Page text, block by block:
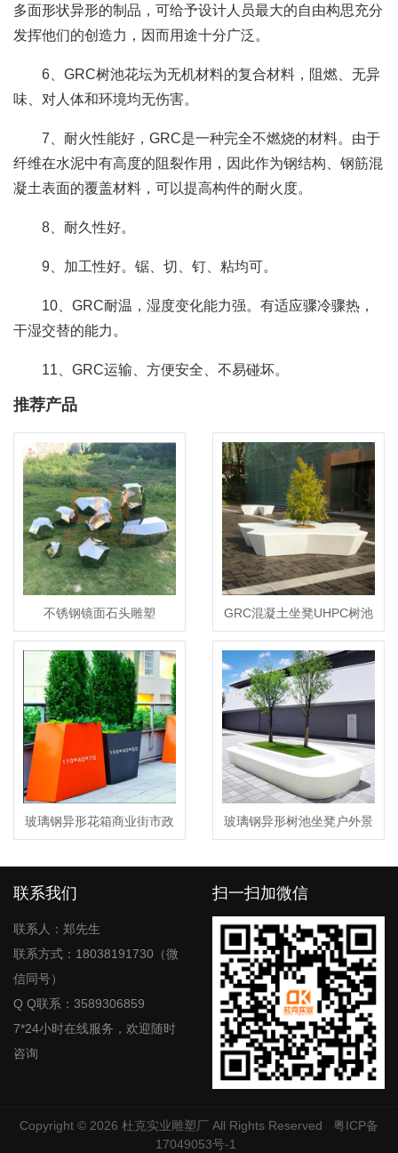
多面形状异形的制品，可给予设计人员最大的自由构思充分
发挥他们的创造力，因而用途十分广泛。
6、GRC树池花坛为无机材料的复合材料，阻燃、无异
味、对人体和环境均无伤害。
7、耐火性能好，GRC是一种完全不燃烧的材料。由于
纤维在水泥中有高度的阻裂作用，因此作为钢结构、钢筋混
凝土表面的覆盖材料，可以提高构件的耐火度。
8、耐久性好。
9、加工性好。锯、切、钉、粘均可。
10、GRC耐温，湿度变化能力强。有适应骤冷骤热，
干湿交替的能力。
11、GRC运输、方便安全、不易碰坏。
推荐产品
不锈钢镜面石头雕塑
GRC混凝土坐凳UHPC树池
花坛座椅
玻璃钢异形花箱商业街市政
景观花箱
玻璃钢异形树池坐凳户外景
观花坛学校种植池
联系我们
联系人：郑先生
联系方式：18038191730（微
信同号）
Q Q联系：3589306859
7*24小时在线服务，欢迎随时
咨询
扫一扫加微信
Copyright © 2026 杜克实业雕塑厂 All Rights Reserved 粤ICP备
17049053号-1